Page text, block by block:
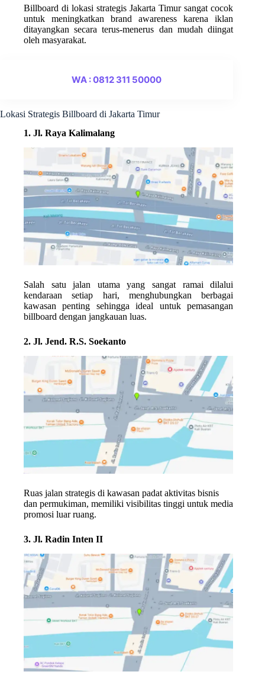
Billboard di lokasi strategis Jakarta Timur sangat cocok
untuk meningkatkan brand awareness karena iklan
ditayangkan secara terus-menerus dan mudah diingat
oleh masyarakat.
WA : 0812 311 50000
Lokasi Strategis Billboard di Jakarta Timur
1. Jl. Raya Kalimalang
Salah satu jalan utama yang sangat ramai dilalui
kendaraan setiap hari, menghubungkan berbagai
kawasan penting sehingga ideal untuk pemasangan
billboard dengan jangkauan luas.
2. Jl. Jend. R.S. Soekanto
Ruas jalan strategis di kawasan padat aktivitas bisnis
dan permukiman, memiliki visibilitas tinggi untuk media
promosi luar ruang.
3. Jl. Radin Inten II